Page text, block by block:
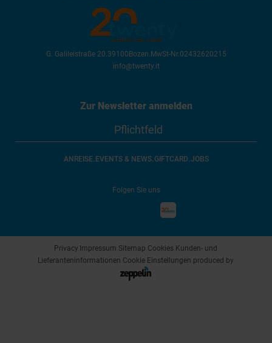
G. Galileistraße 20.39100 Bozen. MwSt-Nr.02432620215
info@twenty.it
Zur Newsletter anmelden
ANREISE. EVENTS & NEWS.GIFTCARD.JOBS
Folgen Sie uns
Privacy Impressum Sitemap Cookies Kunden- und
Lieferanteninformationen Cookie Einstellungen produced by